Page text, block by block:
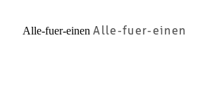
Alle-fuer-einenAlle-fuer-einen